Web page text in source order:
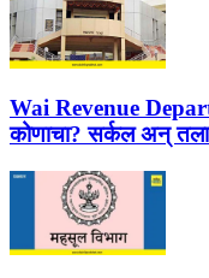
Wai Revenue
कोणाचा? सर्कल अन्